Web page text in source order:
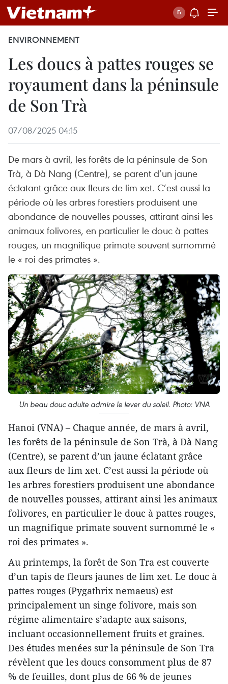
ENVIRONNEMENT
Les doucs à pattes rouges se
royaument dans la péninsule
de Son Trà
07/08/2025 04:15
De mars à avril, les forêts de la péninsule de Son
Trà, à Dà Nang (Centre), se parent d’un jaune
éclatant grâce aux fleurs de lim xet. C’est aussi la
période où les arbres forestiers produisent une
abondance de nouvelles pousses, attirant ainsi les
animaux folivores, en particulier le douc à pattes
rouges, un magnifique primate souvent surnommé
le « roi des primates ».
Un beau douc adulte admire le lever du soleil. Photo: VNA
Hanoi (VNA) – Chaque année, de mars à avril,
les forêts de la péninsule de Son Trà, à Dà Nang
(Centre), se parent d’un jaune éclatant grâce
aux fleurs de lim xet. C’est aussi la période où
les arbres forestiers produisent une abondance
de nouvelles pousses, attirant ainsi les animaux
folivores, en particulier le douc à pattes rouges,
un magnifique primate souvent surnommé le «
roi des primates ».
Au printemps, la forêt de Son Tra est couverte
d’un tapis de fleurs jaunes de lim xet. Le douc à
pattes rouges (Pygathrix nemaeus) est
principalement un singe folivore, mais son
régime alimentaire s’adapte aux saisons,
incluant occasionnellement fruits et graines.
Des études menées sur la péninsule de Son Tra
révèlent que les doucs consomment plus de 87
% de feuilles, dont plus de 66 % de jeunes